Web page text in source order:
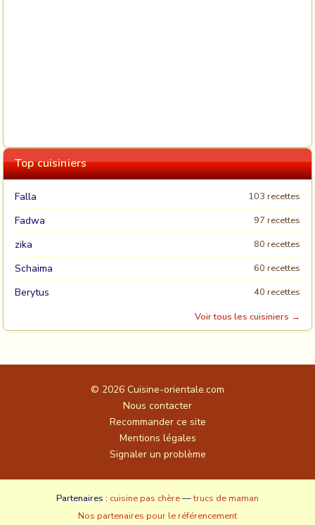
Top cuisiniers
Falla 103 recettes
Fadwa 97 recettes
zika 80 recettes
Schaima 60 recettes
Berytus
40 recettes
Voir tous les cuisiniers →
© 2026 Cuisine-orientale.com
Nous contacter
Recommander ce site
Mentions légales
Signaler un problème
Partenaires : cuisine pas chère—trucs de maman
Nos partenaires pour le référencement